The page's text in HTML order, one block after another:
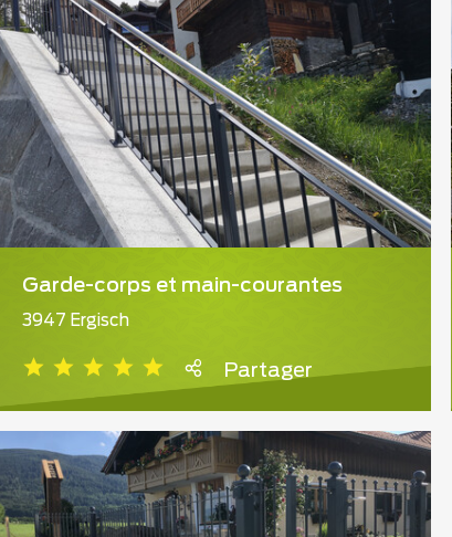
Garde-corps et main-courantes
3947 Ergisch
Partager